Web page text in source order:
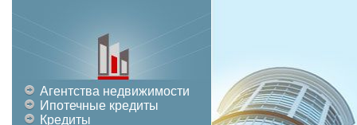
Агентства недвижимости
Ипотечные кредиты
Кредиты